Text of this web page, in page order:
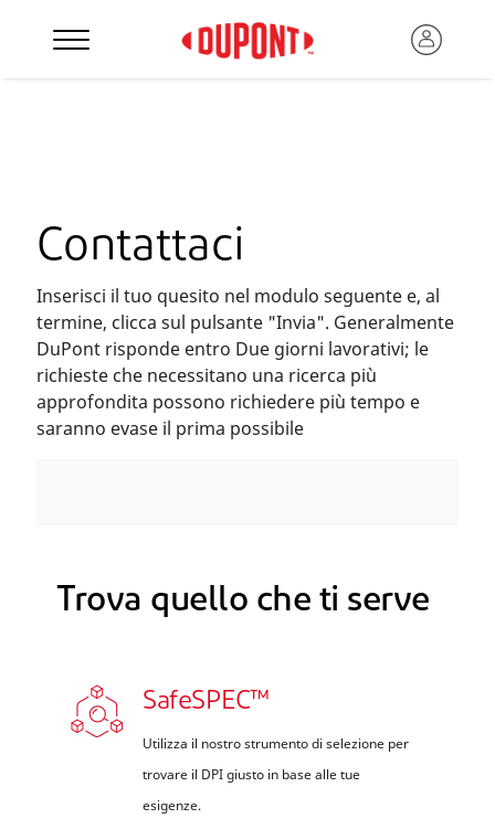
Contattaci
Inserisci il tuo quesito nel modulo seguente e, al
termine, clicca sul pulsante "Invia". Generalmente
DuPont risponde entro Due giorni lavorativi; le
richieste che necessitano una ricerca più
approfondita possono richiedere più tempo e
saranno evase il prima possibile
Trova quello che ti serve
SafeSPEC™
Utilizza il nostro strumento di selezione per
trovare il DPI giusto in base alle tue
esigenze.